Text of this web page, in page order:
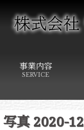
事業内容
SERVICE
写真 2020-